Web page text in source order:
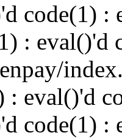
code(1) :
: eval()'d
: eval()'d
code(1) :